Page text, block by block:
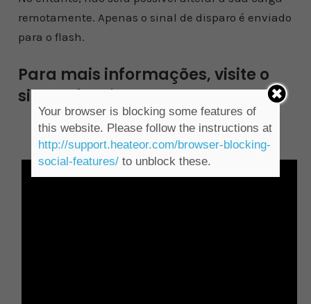
remotamente. Apenas o sinal de disparo é enviado
para o flash.
Para mais informações, visite o
site do fabricante
visitar site da Godox
Your browser is blocking some features of
this website. Please follow the instructions at
http://support.heateor.com/browser-blocking-
social-features/to unblock these.